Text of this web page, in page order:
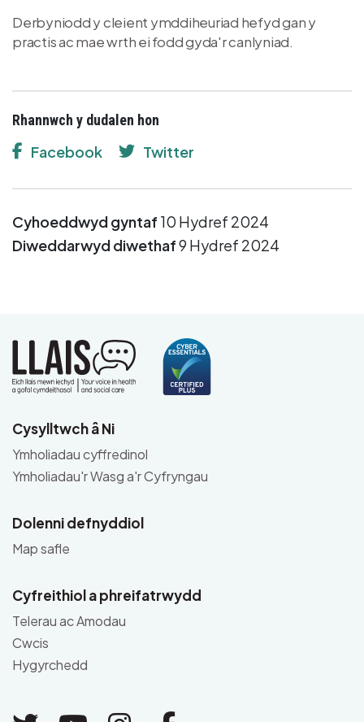
Derbyniodd y cleient ymddiheuriad hefyd gan y
practis ac mae wrth ei fodd gyda'r canlyniad.
Rhannwch y dudalen hon
Facebook Twitter
Cyhoeddwyd gyntaf 10 Hydref 2024
Diweddarwyd diwethaf9 Hydref 2024
Cysylltwch â Ni
Ymholiadau cyffredinol
Ymholiadau'r Wasg a'r Cyfryngau
Dolenni defnyddiol
Map safle
Cyfreithiol a phreifatrwydd
Telerau ac Amodau
Cwcis
Hygyrchedd